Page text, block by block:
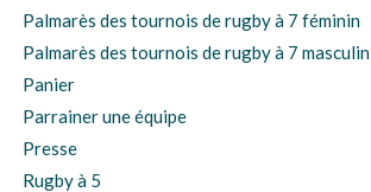
Palmarès des tournois de rugby à 7 féminin
Palmarès des tournois de rugby à 7 masculin
Panier
Parrainer une équipe
Presse
Rugby à 5